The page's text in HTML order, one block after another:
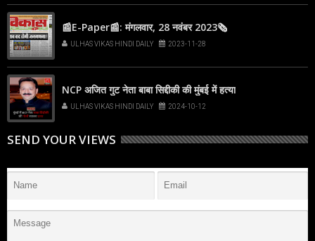
📰E-Paper📰: मंगलवार, 28 नवंबर 2023🗞
ULHAS VIKAS HINDI DAILY 2023-11-28
NCP अजित गुट नेता बाबा सिद्दीकी की मुंबई में हत्या
ULHAS VIKAS HINDI DAILY 2024-10-12
SEND YOUR VIEWS